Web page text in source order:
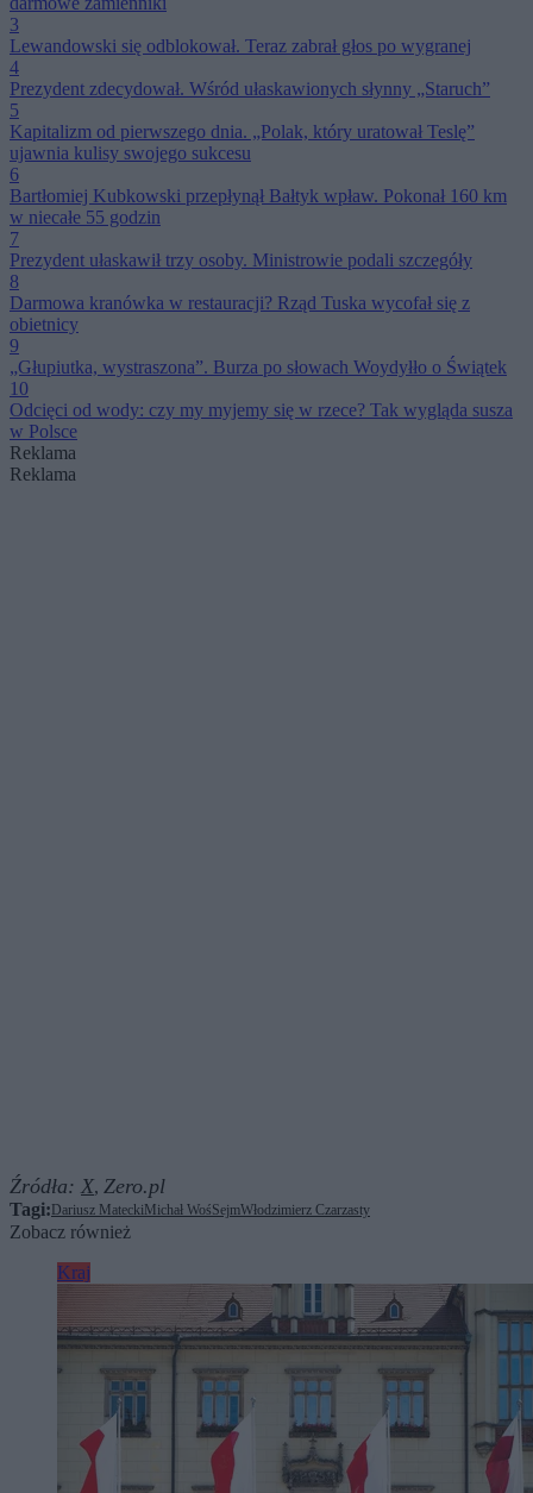
3
Lewandowski się odblokował. Teraz zabrał głos po wygranej
4
Prezydent zdecydował. Wśród ułaskawionych słynny „Staruch”
5
Kapitalizm od pierwszego dnia. „Polak, który uratował Teslę”
ujawnia kulisy swojego sukcesu
6
Bartłomiej Kubkowski przepłynął Bałtyk wpław. Pokonał 160 km
w niecałe 55 godzin
7
Prezydent ułaskawił trzy osoby. Ministrowie podali szczegóły
8
Darmowa kranówka w restauracji? Rząd Tuska wycofał się z
obietnicy
9
„Głupiutka, wystraszona”. Burza po słowach Woydyłło o Świątek
10
Odcięci od wody: czy my myjemy się w rzece? Tak wygląda susza
w Polsce
Reklama
Reklama
Źródła: X, Zero.pl
Tagi: Dariusz MateckiMichał WośSejmWłodzimierz Czarzasty
Zobacz również
Kraj